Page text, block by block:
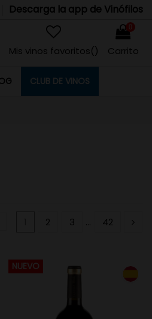
Descarga la app de Vinófilos
Mis vinos favoritos() Carrito
CLUB DE VINOS
actualizados primero
2 3 … 42
NUEVO